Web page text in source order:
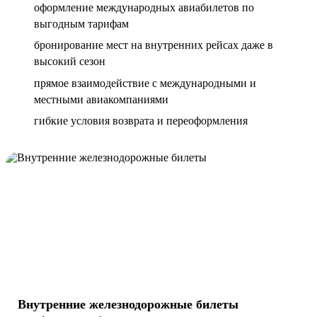
оформление международных авиабилетов по
выгодным тарифам
бронирование мест на внутренних рейсах даже в
высокий сезон
прямое взаимодействие с международными и
местными авиакомпаниями
гибкие условия возврата и переоформления
Внутренние железнодорожные билеты